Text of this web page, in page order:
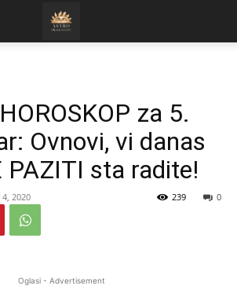
za 5.
Ovnovi, vi danas
PAZITI sta radite!
2020 0
239
Oglasi - Advertisement